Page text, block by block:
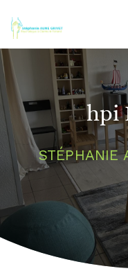
hpi
STÉPHANIE